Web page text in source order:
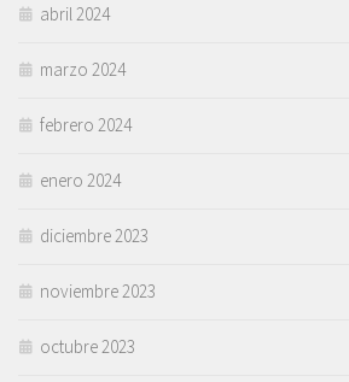
abril 2024
marzo 2024
febrero 2024
enero 2024
diciembre 2023
noviembre 2023
octubre 2023